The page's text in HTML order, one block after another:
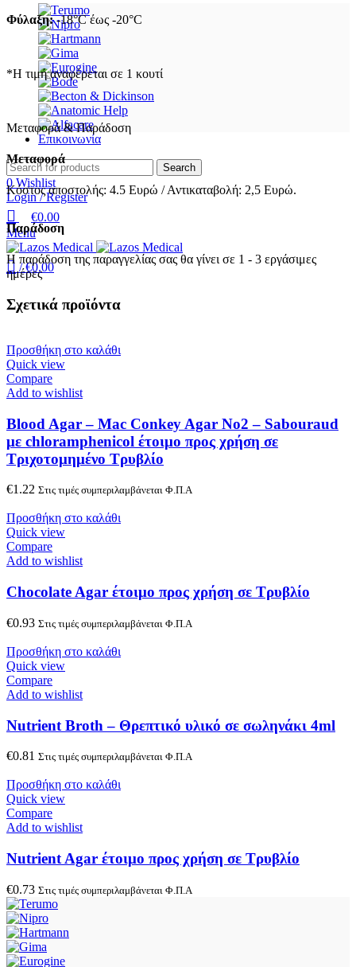
Επικοινωνία
Search
0Wishlist
Login / Register
€0.00
Menu
/ €0.00
Φύλαξη:-18°C έως -20°C
*Η τιμή αναφέρεται σε 1 κουτί
Μεταφορά & Παράδοση
Μεταφορά
Κόστος αποστολής: 4.5 Ευρώ / Αντικαταβολή: 2,5 Ευρώ.
Παράδοση
Η παράδοση της παραγγελίας σας θα γίνει σε 1 - 3 εργάσιμες
ημέρες
Σχετικά προϊόντα
Προσθήκη στο καλάθι
Quick view
Compare
Add to wishlist
Blood Agar – Mac Conkey Agar No2 – Sabouraud
με chloramphenicol έτοιμο προς χρήση σε
Τριχοτομημένο Τρυβλίο
€1.22 Στις τιμές συμπεριλαμβάνεται Φ.Π.Α
Προσθήκη στο καλάθι
Quick view
Compare
Add to wishlist
Chocolate Agar έτοιμο προς χρήση σε Τρυβλίο
€0.93 Στις τιμές συμπεριλαμβάνεται Φ.Π.Α
Προσθήκη στο καλάθι
Quick view
Compare
Add to wishlist
Nutrient Broth – Θρεπτικό υλικό σε σωληνάκι 4ml
€0.81 Στις τιμές συμπεριλαμβάνεται Φ.Π.Α
Προσθήκη στο καλάθι
Quick view
Compare
Add to wishlist
Nutrient Agar έτοιμο προς χρήση σε Τρυβλίο
€0.73 Στις τιμές συμπεριλαμβάνεται Φ.Π.Α